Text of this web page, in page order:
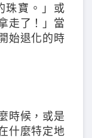
珠寶。」或
走了！」當
始退化的時
時候，或是
什麼特定地